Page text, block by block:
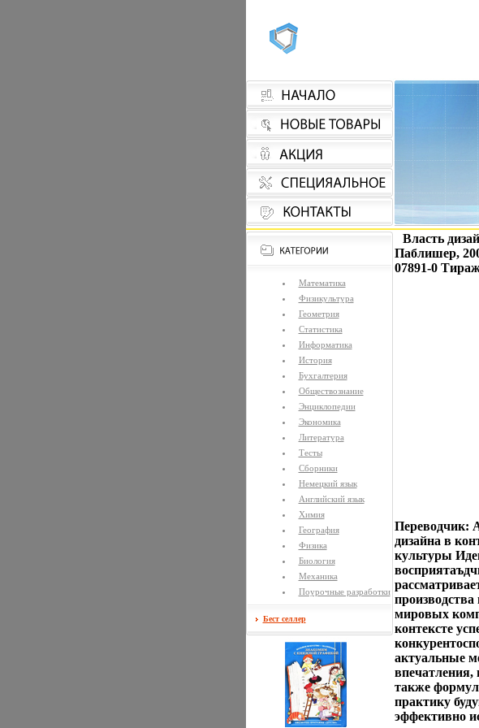
Математика
Физикультура
Геометрия
Статистика
Информатика
История
Бухгалтерия
Обществознание
Энциклопедии
Экономика
Литература
Тесты
Сборники
Немецкий язык
Английский язык
Химия
География
Физика
Биология
Механика
Поурочные разработки
Бест селлер
Власть
Паблишер,
07891-0
Переводчик:
дизайна в
культуры
мировых
контексте
актуальные
впечатления,
также
практику
эффективно